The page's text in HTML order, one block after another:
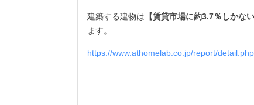
建築する建物は 【賃貸市場に約3.7％しかな
ます。
https://www.athomelab.co.jp/report/